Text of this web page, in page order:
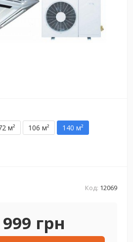
м² 106 м²
140 м²
Код: 12069
грн